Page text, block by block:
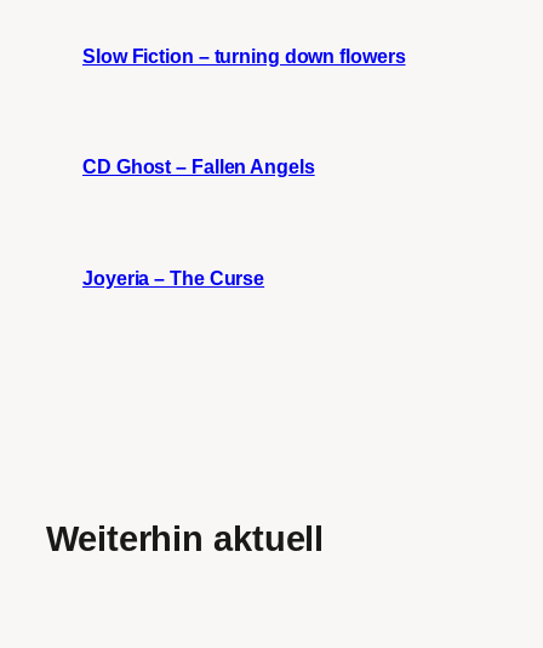
Slow Fiction – turning down flowers
CD Ghost – Fallen Angels
Joyeria – The Curse
Weiterhin aktuell